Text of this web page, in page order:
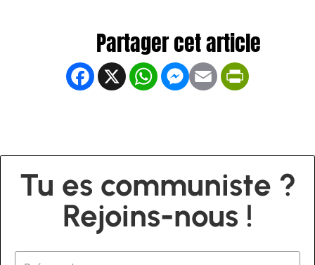
Facebook
X WhatsApp
Messenger
Email
Tu es communiste ?
Rejoins-nous !